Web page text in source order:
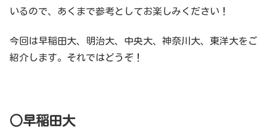
いるので、あくまで参考としてお楽しみください！
今回は早稲田大、明治大、中央大、神奈川大、東洋大をご
紹介します。それではどうぞ！
○早稲田大